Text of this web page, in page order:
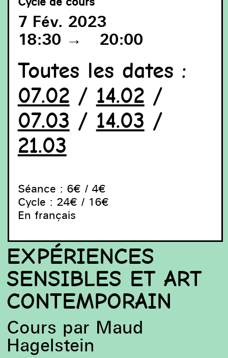
olfactive - olfactorische installatie - olfactory installation,
(Verriers - glazenmakers - glassmakers: Jean-Charles
Miot & Laeticia Andrigetto / Peintre en lettres – letters
schilder - Letter painter Christophe Chagneau) Courtesy :
Lisa Valencia, Alexandra Bessette, Victor Derudet -
Fondation Martell
7 Fév. 2023
18:30 → 20:00
Toutes les dates :
07.02 / 14.02 /
07.03 / 14.03 /
21.03
Séance : 6€ / 4€
Cycle : 24€ / 16€
En français
EXPÉRIENCES
SENSIBLES ET ART
CONTEMPORAIN
Cours par Maud
Hagelstein